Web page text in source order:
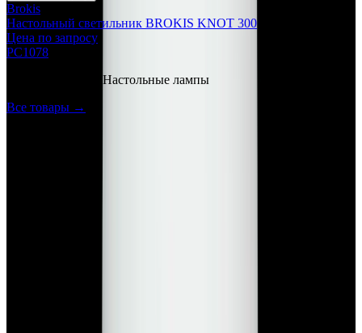
Brokis
Настольный светильник BROKIS KNOT 300
Цена по запросу
PC1078
Настольные лампы
Все товары →